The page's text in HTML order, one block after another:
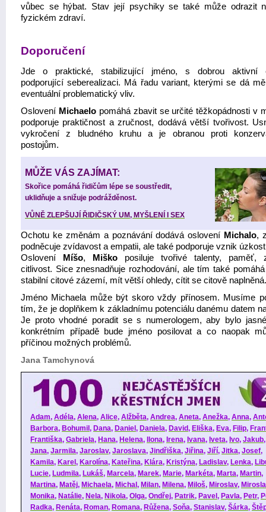
vůbec se hýbat. Stav její psychiky se také může odrazit
fyzickém zdraví.
Doporučení
Jde o praktické, stabilizující jméno, s dobrou aktivní
podporující seberealizaci. Má řadu variant, kterými se dá
eventuální problematický vliv.
Oslovení Michaelopomáhá zbavit se určité těžkopádnosti v
podporuje praktičnost a zručnost, dodává větší tvořivost.
vykročení z bludného kruhu a je obranou proti
postojům.
MŮŽE VÁS ZAJÍMAT:
Skořice pomáhá řidičům lépe se soustředit,
uklidňuje a snižuje podrážděnost.
VŮNĚ ZLEPŠUJÍ ŘIDIČSKÝ UM, MYŠLENÍ I SEX
Ochotu ke změnám a poznávání dodává oslovení Michalo,
podněcuje zvídavost a empatii, ale také podporuje vznik
Oslovení
Míšo, Miško posiluje tvořivé talenty, paměť,
citlivost. Sice znesnadňuje rozhodování, ale tím také
stabilní citové zázemí, mít větší ohledy, cítit se citově naplněná.
Jméno Michaela může být skoro vždy přínosem. Musíme
tím, že je doplňkem k základnímu potenciálu danému datem
Je proto vhodné poradit se s numerologem, aby bylo
konkrétním případě bude jméno posilovat a co naopak
příčinou možných problémů.
Jana Tamchynová
Adam, Adéla, Alena, Alice, Alžběta, Andrea, Aneta, Anežka, Anna,
Barbora, Bohumil , Dana, Daniel , Daniela, David, Eliška, Eva, Filip,
Františka, Gabriela, Hana, Helena, Ilona, Irena, Ivana, Iveta, Ivo, Jakub
Jana, Jarmila, Jaroslav, Jaroslava, Jindřiška, Jiřina, Jiří, Jitka, Josef,
Kamila, Karel , Karolína, Kateřina, Klára, Kristýna, Ladislav, Lenka,
Lucie, Ludmila, Lukáš, Marcela, Marek, Marie, Markéta, Marta, Martin,
Martina, Matěj, Michaela, Michal , Milan, Milena, Miloš, Miroslav,
Monika, Natálie, Nela, Nikola, Olga, Ondřej, Patrik, Pavel , Pavla, Petr,
Radka, Renáta, Roman, Romana, Růžena, Soňa, Stanislav, Šárka,